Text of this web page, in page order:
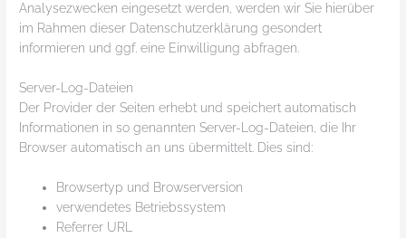
Analysezwecken eingesetzt werden, werden wir Sie hierüber
im Rahmen dieser Datenschutzerklärung gesondert
informieren und ggf. eine Einwilligung abfragen.
Server-Log-Dateien
Der Provider der Seiten erhebt und speichert automatisch
Informationen in so genannten Server-Log-Dateien, die Ihr
Browser automatisch an uns übermittelt. Dies sind:
Browsertyp und Browserversion
verwendetes Betriebssystem
Referrer URL